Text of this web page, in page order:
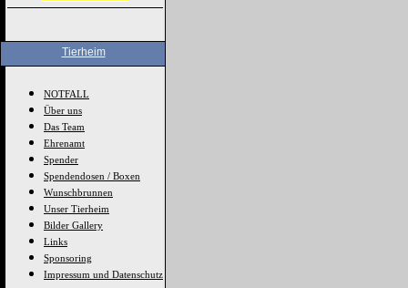
Tierheim
NOTFALL
Über uns
Das Team
Ehrenamt
Spender
Spendendosen / Boxen
Wunschbrunnen
Unser Tierheim
Bilder Gallery
Links
Sponsoring
Impressum und Datenschutz